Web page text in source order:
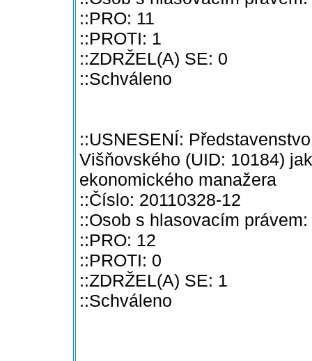
::PRO: 11
::PROTI: 1
::ZDRŽEL(A) SE: 0
::Schváleno
::USNESENÍ:
Višňovského (UID: 10184)
ekonomického manažera
::Číslo: 20110328-12
::Osob s hlasovacím právem:
::PRO: 12
::PROTI: 0
::ZDRŽEL(A) SE: 1
::Schváleno